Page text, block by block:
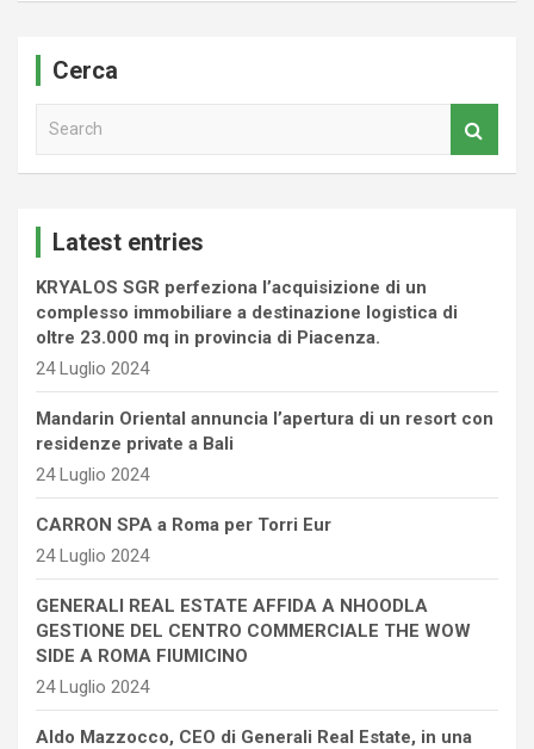
Cerca
Latest entries
KRYALOS SGR perfeziona l’acquisizione di un
complesso immobiliare a destinazione logistica di
oltre 23.000 mq in provincia di Piacenza.
24 Luglio 2024
Mandarin Oriental annuncia l’apertura di un resort con
residenze private a Bali
24 Luglio 2024
CARRON SPA a Roma per Torri Eur
24 Luglio 2024
GENERALI REAL ESTATE AFFIDA A NHOODLA
GESTIONE DEL CENTRO COMMERCIALE THE WOW
SIDE A ROMA FIUMICINO
24 Luglio 2024
Aldo Mazzocco, CEO di Generali Real Estate, in una